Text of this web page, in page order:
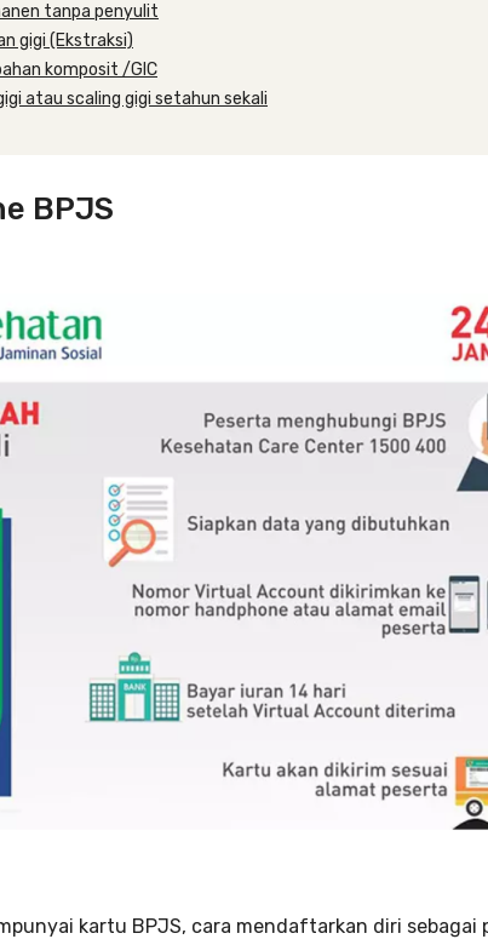
tanpa penyulit
gigi (Ekstraksi)
komposit /GIC
atau scaling gigi setahun sekali
BPJS
kartu BPJS, cara mendaftarkan diri sebagai